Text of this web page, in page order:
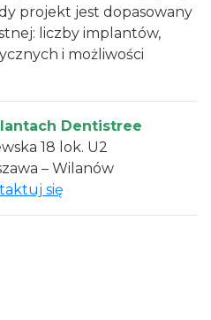
projekt jest dopasowany
liczby implantów,
i możliwości
Dentistree
18 lok. U2
– Wilanów
się